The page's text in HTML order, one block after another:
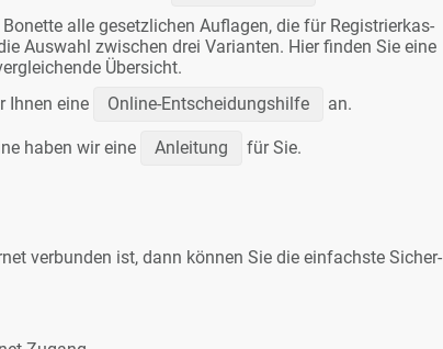
al­le ge­setz­li­chen Auf­la­gen, die für Re­gis­trier­kas­
Aus­wahl zwi­schen drei Va­ri­an­ten. Hier fin­den Sie ei­ne
Über­sicht.
Ih­nen ei­ne
On­line-Ent­schei­dungs­hil­fe an.
ha­ben wir ei­ne An­lei­tung für Sie.
ver­bun­den ist, dann kön­nen Sie die ein­fachs­te Si­cher­